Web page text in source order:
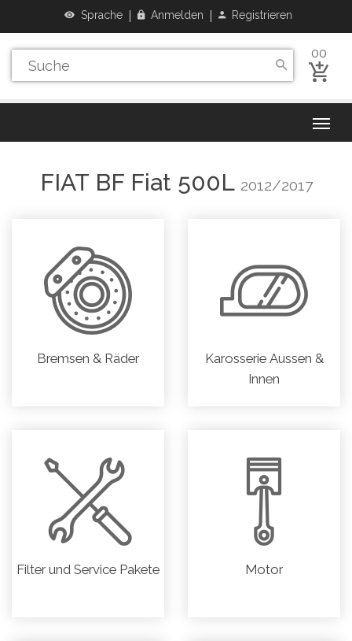
Sprache Anmelden Registrieren
00
FIATBF Fiat 500L 2012/2017
Bremsen & Räder
Karosserie Aussen &
Innen
Filter und Service Pakete Motor